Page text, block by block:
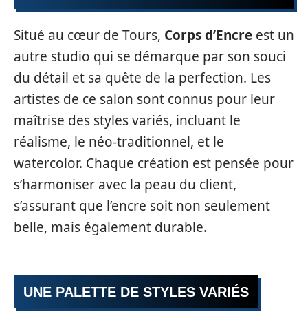
Situé au cœur de Tours, Corps d’Encre est un
autre studio qui se démarque par son souci
du détail et sa quête de la perfection. Les
artistes de ce salon sont connus pour leur
maîtrise des styles variés, incluant le
réalisme, le néo-traditionnel, et le
watercolor. Chaque création est pensée pour
s’harmoniser avec la peau du client,
s’assurant que l’encre soit non seulement
belle, mais également durable.
UNE PALETTE DE STYLES VARIÉS